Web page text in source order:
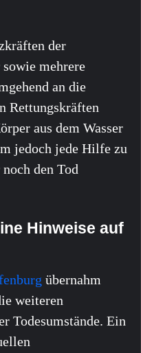
der
mehrere
an die
Rettungskräften
aus dem Wasser
jedoch jede Hilfe zu
den Tod
Hinweise auf
übernahm
weiteren
Todesumstände. Ein